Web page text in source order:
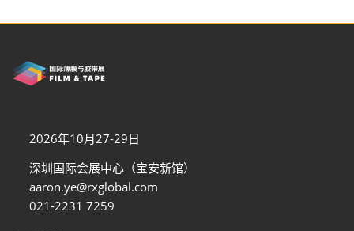
2026年10月27-29日
深圳国际会展中心（宝安新馆）
aaron.ye@rxglobal.com
021-2231 7259